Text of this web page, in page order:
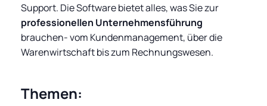
Support. Die Software bietet alles, was Sie zur
professionellen Unternehmensführung
brauchen- vom Kundenmanagement, über die
Warenwirtschaft bis zum Rechnungswesen.
Themen: